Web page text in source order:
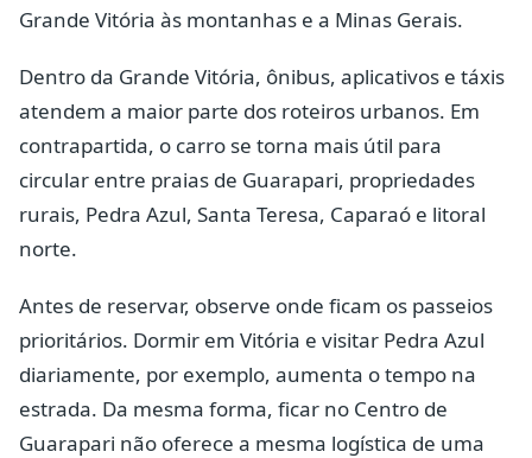
Grande Vitória às montanhas e a Minas Gerais.
Dentro da Grande Vitória, ônibus, aplicativos e táxis
atendem a maior parte dos roteiros urbanos. Em
contrapartida, o carro se torna mais útil para
circular entre praias de Guarapari, propriedades
rurais, Pedra Azul, Santa Teresa, Caparaó e litoral
norte.
Antes de reservar, observe onde ficam os passeios
prioritários. Dormir em Vitória e visitar Pedra Azul
diariamente, por exemplo, aumenta o tempo na
estrada. Da mesma forma, ficar no Centro de
Guarapari não oferece a mesma logística de uma